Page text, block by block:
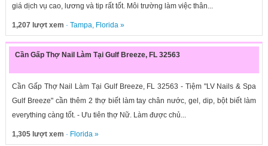
giá dịch vụ cao, lương và tip rất tốt. Môi trường làm việc thân...
1,207 lượt xem · Tampa, Florida»
Cần Gấp Thợ Nail Làm Tại Gulf Breeze, FL 32563
Cần Gấp Thợ Nail Làm Tại Gulf Breeze, FL 32563 - Tiệm "LV Nails & Spa
Gulf Breeze" cần thêm 2 thợ biết làm tay chân nước, gel, dip, bột biết làm
everything càng tốt. - Ưu tiên thợ Nữ. Làm được chủ...
1,305 lượt xem · Florida»